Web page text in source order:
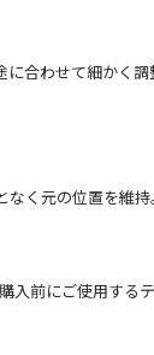
合わせて細かく
く元の位置を維
前にご使用する